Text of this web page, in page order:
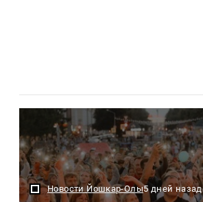
Новости Йошкар-Олы5 дней назад